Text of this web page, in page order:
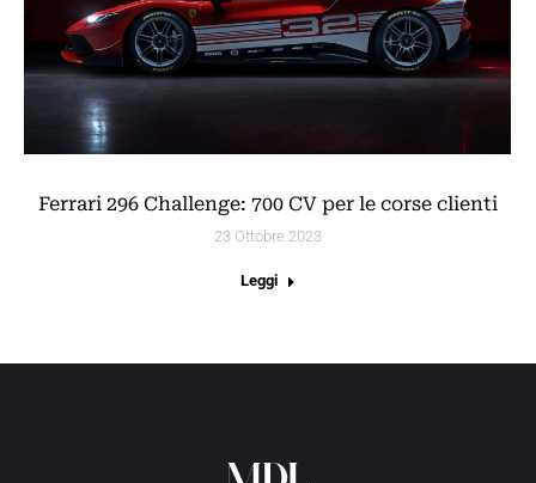
Ferrari 296 Challenge: 700 CV per le corse clienti
23 Ottobre 2023
Leggi